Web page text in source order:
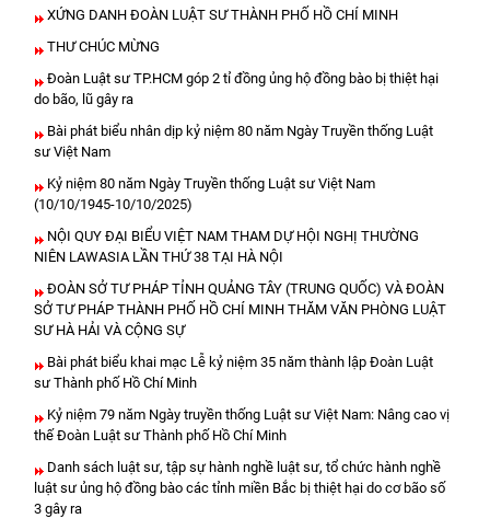
XỨNG DANH ĐOÀN LUẬT SƯ THÀNH PHỐ HỒ CHÍ MINH
THƯ CHÚC MỪNG
Đoàn Luật sư TP.HCM góp 2 tỉ đồng ủng hộ đồng bào bị thiệt hại
do bão, lũ gây ra
Bài phát biểu nhân dịp kỷ niệm 80 năm Ngày Truyền thống Luật
sư Việt Nam
Kỷ niệm 80 năm Ngày Truyền thống Luật sư Việt Nam
(10/10/1945-10/10/2025)
NỘI QUY ĐẠI BIỂU VIỆT NAM THAM DỰ HỘI NGHỊ THƯỜNG
NIÊN LAWASIA LẦN THỨ 38 TẠI HÀ NỘI
ĐOÀN SỞ TƯ PHÁP TỈNH QUẢNG TÂY (TRUNG QUỐC) VÀ ĐOÀN
SỞ TƯ PHÁP THÀNH PHỐ HỒ CHÍ MINH THĂM VĂN PHÒNG LUẬT
SƯ HÀ HẢI VÀ CỘNG SỰ
Bài phát biểu khai mạc Lễ kỷ niệm 35 năm thành lập Đoàn Luật
sư Thành phố Hồ Chí Minh
Kỷ niệm 79 năm Ngày truyền thống Luật sư Việt Nam: Nâng cao vị
thế Đoàn Luật sư Thành phố Hồ Chí Minh
Danh sách luật sư, tập sự hành nghề luật sư, tổ chức hành nghề
luật sư ủng hộ đồng bào các tỉnh miền Bắc bị thiệt hại do cơ bão số
3 gây ra